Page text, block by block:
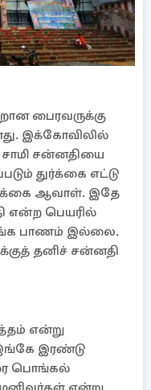
பைரவருக்கு
இக்கோவிலில்
சன்னதியை
துர்க்கை எட்டு
ஆவாள். இதே
என்ற பெயரில்
பாணம் இல்லை.
தனிச் சன்னதி
என்று
இரண்டு
பொங்கல்